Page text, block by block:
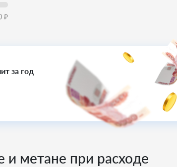
₽
за год
и метане при расходе